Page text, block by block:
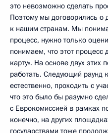
это невозможно сделать
Поэтому мы договорились о
к нашим странам. Мы
процесс, нужно только
понимаем, что этот
карту». На основе двух
работать. Следующий раунд
естественно, проходить с
что это было бы разумно
с Еврокомиссией в рамках
конечно, на других
государствами тоже